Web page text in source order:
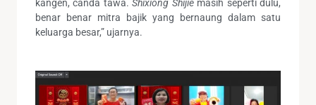
kangen, canda tawa.Shixiong Shijiemasih seperti dulu,
benar benar mitra bajik yang bernaung dalam satu
keluarga besar,” ujarnya.